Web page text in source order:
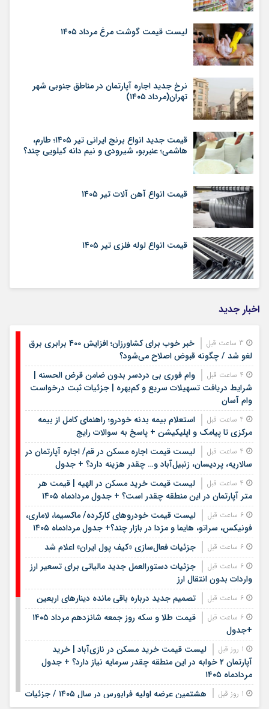
لیست قیمت گوشت مرغ مرداد ۱۴۰۵
نرخ جدید اجاره آپارتمان در مناطق جنوبی شهر
تهران(مرداد ۱۴۰۵)
قیمت جدید انواع برنج ایرانی تیر ۱۴۰۵؛ طارم،
هاشمی؛ عنبربو، شیرودی و نیم دانه کیلویی چند؟
قیمت انواع آهن آلات تیر ۱۴۰۵
قیمت انواع لوله فلزی تیر ۱۴۰۵
اخبار جدید
خبر خوب برای کشاورزان؛ افزایش ۴۰۰ برابری برق
لغو شد / چگونه قبوض اصلاح می‌شود؟
وام فوری بی دردسر بدون ضامن قرض الحسنه |
شرایط دریافت تسهیلات سریع و کم‌بهره | جزئیات ثبت درخواست
وام آسان
استعلام بیمه بدنه خودرو؛ راهنمای کامل از بیمه
مرکزی تا پیامک و اپلیکیشن + پاسخ به سوالات رایج
لیست قیمت اجاره مسکن در قم/ اجاره آپارتمان در
سالاریه، پردیسان، زنبیل‌آباد و… چقدر هزینه دارد؟ + جدول
لیست قیمت خرید مسکن در الهیه | قیمت هر
متر آپارتمان در این منطقه چقدر است؟ + جدول مردادماه ۱۴۰۵
لیست قیمت خودروهای کارکرده/ ماکسیما، لاماری،
فونیکس، سراتو، هایما و مزدا در بازار چند؟+ جدول مردادماه ۱۴۰۵
جزئیات فعال‌سازی «کیف پول ایران» اعلام شد
جزئیات دستورالعمل جدید مالیاتی برای تسعیر ارز
واردات بدون انتقال ارز
تصمیم جدید درباره باقی مانده دینارهای اربعین
قیمت طلا و سکه روز جمعه شانزدهم مرداد ۱۴۰۵
+جدول
لیست قیمت خرید مسکن در نازی‌آباد | خرید
آپارتمان ۲ خوابه در این منطقه چقدر سرمایه نیاز دارد؟ + جدول
مردادماه ۱۴۰۵
هشتمین عرضه اولیه فرابورس در سال ۱۴۰۵ / جزئیات